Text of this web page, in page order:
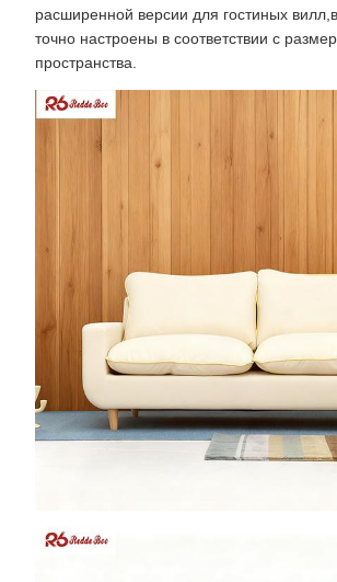
расширенной версии для гостиных
точно настроены в соответствии с
пространства.